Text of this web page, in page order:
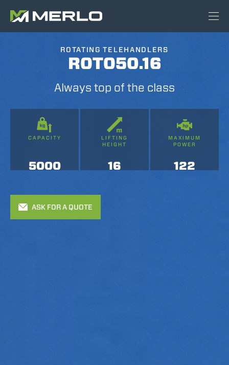
ROTATING TELEHANDLERS
ROTO50.16
Always top of the class
CAPACITY
5000
LIFTING
HEIGHT
16
MAXIMUM
POWER
122
ASK FOR A QUOTE